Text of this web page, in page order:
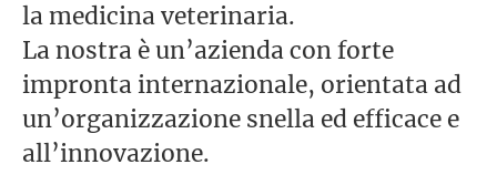
la medicina veterinaria.
La nostra è un’azienda con forte
impronta internazionale, orientata ad
un’organizzazione snella ed efficace e
all’innovazione.